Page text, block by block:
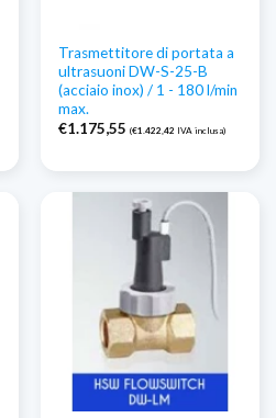
Trasmettitore di portata a
ultrasuoni DW-S-25-B
(acciaio inox) / 1 - 180 l/min
max.
€1.175,55 (€1.422,42 IVA inclusa)